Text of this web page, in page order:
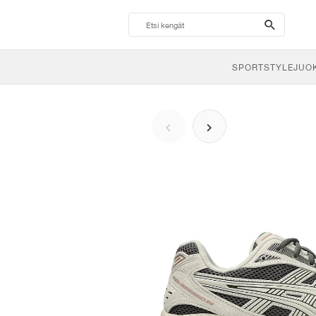
search-
btn
SPORTSTYLE